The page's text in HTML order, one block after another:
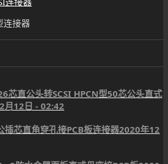
接器
芯直公头转SCSI HPCN型50芯公头直式
月12日 - 02:42
插芯直角穿孔接PCB板连接器2020年12